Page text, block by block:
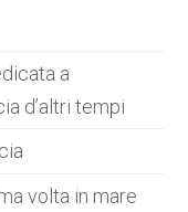
a
d’altri tempi
volta in mare